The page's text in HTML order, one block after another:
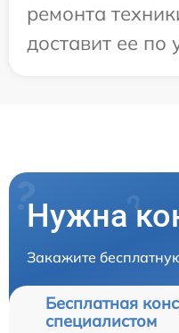
ремонта
доставит ее по
Нужна
Закажите
Бесплатная
специалистом